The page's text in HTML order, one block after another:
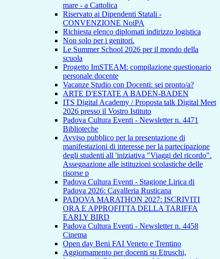
mare - a Cattolica
Riservato ai Dipendenti Statali -
CONVENZIONE NoiPA
Richiesta elenco diplomati indirizzo logistica
Non solo per i genitori.
Le Summer School 2026 per il mondo della
scuola
Progetto ImSTEAM: compilazione questionario
personale docente
Vacanze Studio con Docenti: sei pronto/a?
ARTE D'ESTATE A BADEN-BADEN
ITS Digital Academy / Proposta talk Digital Meet
2026 presso il Vostro Istituto
Padova Cultura Eventi - Newsletter n. 4471
Biblioteche
Avviso pubblico per la presentazione di
manifestazioni di interesse per la partecipazione
degli studenti all 'iniziativa "Viaggi del ricordo".
Assegnazione alle istituzioni scolastiche delle
risorse p
Padova Cultura Eventi - Stagione Lirica di
Padova 2026: Cavalleria Rusticana
PADOVA MARATHON 2027: ISCRIVITI
ORA E APPROFITTA DELLA TARIFFA
EARLY BIRD
Padova Cultura Eventi - Newsletter n. 4458
Cinema
Open day Beni FAI Veneto e Trentino
Aggiornamento per docenti su Etruschi,